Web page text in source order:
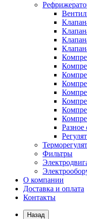
Разное
Фильтры
О компании
Доставка и оплата
Контакты
Назад